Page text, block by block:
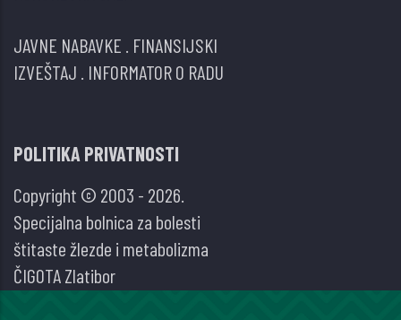
JAVNE NABAVKE FINANSIJSKI
IZVEŠTAJ INFORMATOR O RADU
POLITIKA PRIVATNOSTI
Copyright © 2003 - 2026.
Specijalna bolnica za bolesti
štitaste žlezde i metabolizma
ČIGOTA Zlatibor